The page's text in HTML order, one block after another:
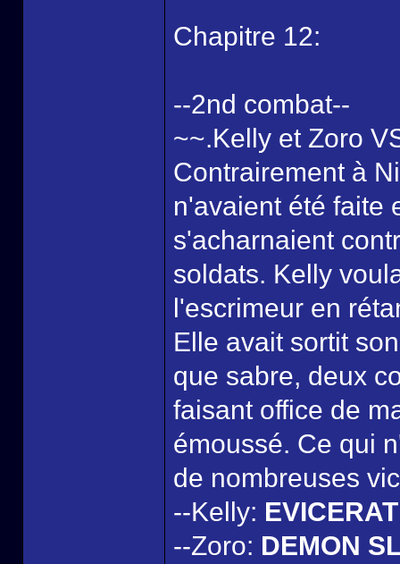
Chapitre 12:
--2nd combat--
~~.Kelly et Zoro
Contrairement à
n'avaient été faite
s'acharnaient
soldats. Kelly
l'escrimeur en
Elle avait sortit
que sabre, deux
faisant office de
émoussé. Ce qui
de nombreuses
--Kelly:
--Zoro: DEMON